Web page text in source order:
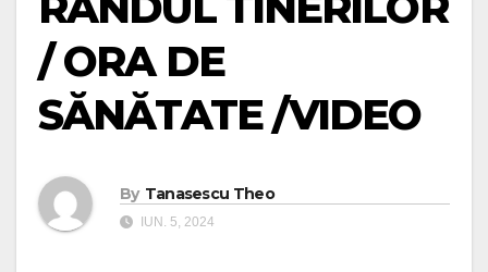
/ ORA DE
SĂNĂTATE /VIDEO
By Tanasescu Theo
IUN. 5, 2024